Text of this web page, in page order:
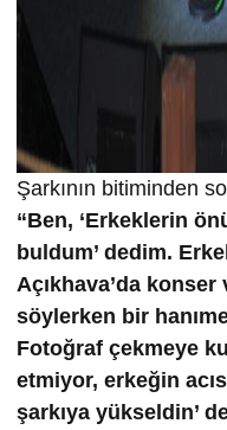
Şarkının bitiminden
“Ben, ‘Erkeklerin
buldum’ dedim.
Açıkhava’da konser
söylerken bir
Fotoğraf çekmeye
etmiyor, erkeğin
şarkıya yükseldin’